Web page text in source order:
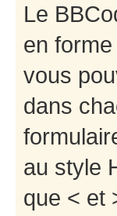
Le
en
vous
dans
au style
que < et